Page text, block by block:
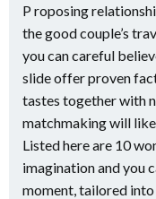
P roposing
the good couple’s
you can careful
slide offer proven
tastes together with
matchmaking will
Listed here are 10
imagination and you
moment, tailored